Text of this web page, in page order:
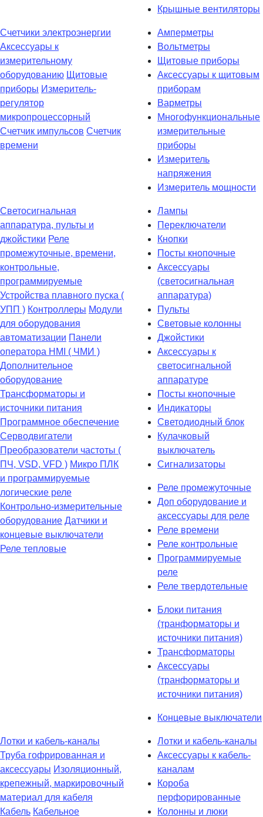
Крышные вентиляторы
Счетчики электроэнергии
Аксессуары к
измерительному
оборудованию Щитовые
приборы Измеритель-
регулятор
микропроцессорный
Счетчик импульсов Счетчик
времени
Амперметры
Вольтметры
Щитовые приборы
Аксессуары к щитовым
приборам
Варметры
Многофункциональные
измерительные
приборы
Измеритель
напряжения
Измеритель мощности
Светосигнальная
аппаратура, пульты и
джойстики Реле
промежуточные, времени,
контрольные,
программируемые
Устройства плавного пуска (
УПП ) Контроллеры Модули
для оборудования
автоматизации Панели
оператора HMI ( ЧМИ )
Дополнительное
оборудование
Транcформаторы и
источники питания
Программное обеспечение
Серводвигатели
Преобразователи частоты (
ПЧ, VSD, VFD ) Микро ПЛК
и программируемые
логические реле
Контрольно-измерительные
оборудование Датчики и
концевые выключатели
Реле тепловые
Лампы
Переключатели
Кнопки
Посты кнопочные
Аксессуары
(светосигнальная
аппаратура)
Пульты
Световые колонны
Джойстики
Аксессуары к
светосигнальной
аппаратуре
Посты кнопочные
Индикаторы
Светодиодный блок
Кулачковый
выключатель
Сигнализаторы
Реле промежуточные
Доп оборудование и
аксессуары для реле
Реле времени
Реле контрольные
Программируемые
реле
Реле твердотельные
Блоки питания
(транформаторы и
источники питания)
Трансформаторы
Аксессуары
(транформаторы и
источники питания)
Концевые выключатели
Лотки и кабель-каналы
Труба гофрированная и
аксессуары Изоляционный,
крепежный, маркировочный
материал для кабеля
Кабель Кабельное
Лотки и кабель-каналы
Аксессуары к кабель-
каналам
Короба
перфорированные
Колонны и люки